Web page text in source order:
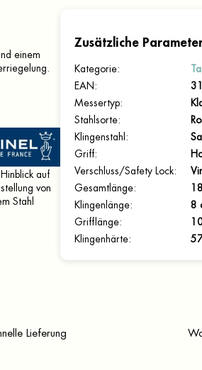
einem
auf
von
Stahl
Zusätzliche
Kategorie:
EAN :
Messertyp:
Stahlsorte:
Klingenstahl :
Griff:
Verschluss/Safety Lock:
Gesamtlänge:
Klingenlänge:
8
Grifflänge:
Klingenhärte:
Lieferung